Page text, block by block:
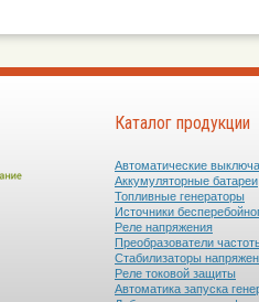
Каталог продукции
Автоматические
Аккумуляторные батареи
Топливные генераторы
Источники
Реле напряжения
Преобразователи
Стабилизаторы
Реле токовой защиты
Автоматика запуска